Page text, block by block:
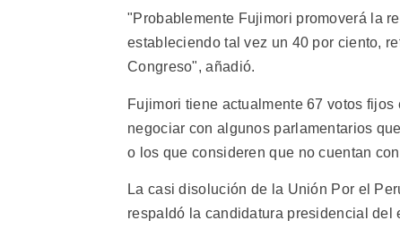
"Probablemente Fujimori promoverá la
estableciendo tal vez un 40 por ciento,
Congreso", añadió.
Fujimori tiene actualmente 67 votos
negociar con algunos parlamentarios
o los que consideren que no cuentan
La casi disolución de la Unión Por el
respaldó la candidatura presidencial